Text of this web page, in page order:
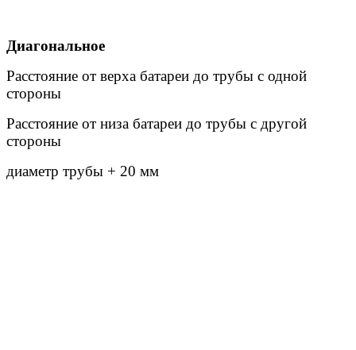
Диагональное
Расстояние от верха батареи до трубы с одной
стороны
Расстояние от низа батареи до трубы с другой
стороны
диаметр трубы + 20 мм